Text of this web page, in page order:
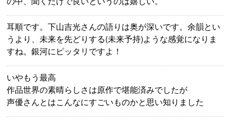
耳順です。下山吉光さんの語りは奥が深いです。余韻とい
うより、未来を先どりする(未来予持)ような感覚になりま
すね。銀河にピッタリですよ！
いやもう最高
作品世界の素晴らしさは原作で堪能済みでしたが
声優さんとはこんなにすごいものかと思い知りました